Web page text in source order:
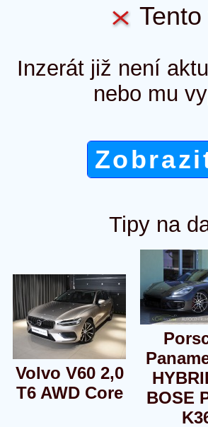
Inzerát již není
nebo mu
Tipy na
Volvo V60 2,0
T6 AWD Core
BOSE